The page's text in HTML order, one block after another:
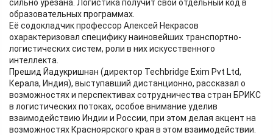
сильно урезана. Логистика получит свой отдельный код в
образовательных программах.
Её содокладчик профессор Алексей Некрасов
охарактеризовал специфику наиновейших транспортно-
логистических систем, роли в них искусственного
интеллекта.
Прешид Йадукришнан (директор Techbridge Exim Pvt Ltd,
Керала, Индия), выступавший дистанционно, рассказал о
возможностях и перспективах сотрудничества стран БРИКС
в логистических потоках, особое внимание уделив
взаимодействию Индии и России, при этом делая акцент на
возможностях Красноярского края в этом взаимодействии.